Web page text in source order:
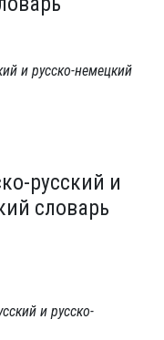
и русско-немецкий
русский и
словарь
и русско-